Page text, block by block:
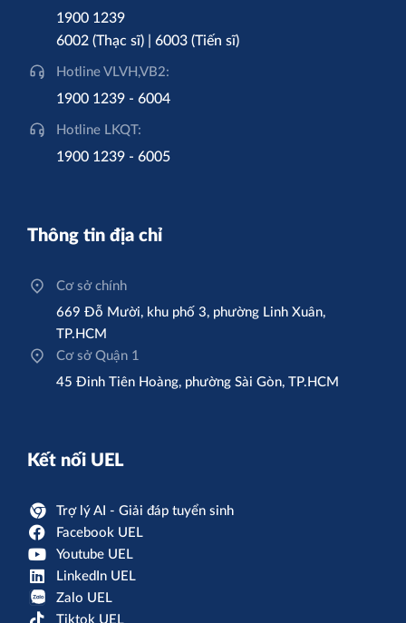
1900 1239
6002 (Thạc sĩ) | 6003 (Tiến sĩ)
Hotline VLVH,VB2:
1900 1239 - 6004
Hotline LKQT:
1900 1239 - 6005
Thông tin địa chỉ
Cơ sở chính
669 Đỗ Mười, khu phố 3, phường Linh Xuân,
TP.HCM
Cơ sở Quận 1
45 Đinh Tiên Hoàng, phường Sài Gòn, TP.HCM
Kết nối UEL
Trợ lý AI - Giải đáp tuyển sinh
Facebook UEL
Youtube UEL
LinkedIn UEL
Zalo UEL
Tiktok UEL